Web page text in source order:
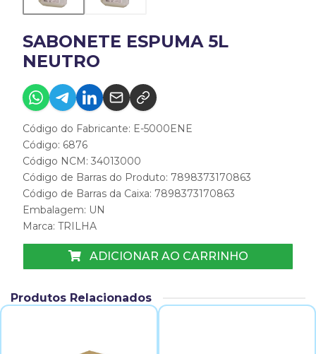
SABONETE ESPUMA 5L
NEUTRO
Código do Fabricante: E-5000ENE
Código: 6876
Código NCM: 34013000
Código de Barras do Produto: 7898373170863
Código de Barras da Caixa: 7898373170863
Embalagem: UN
Marca: TRILHA
ADICIONAR AO CARRINHO
Produtos Relacionados